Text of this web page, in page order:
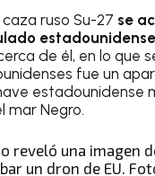
caza ruso Su-27 se
de él, en lo que
fue un
estadounidense
mar Negro.